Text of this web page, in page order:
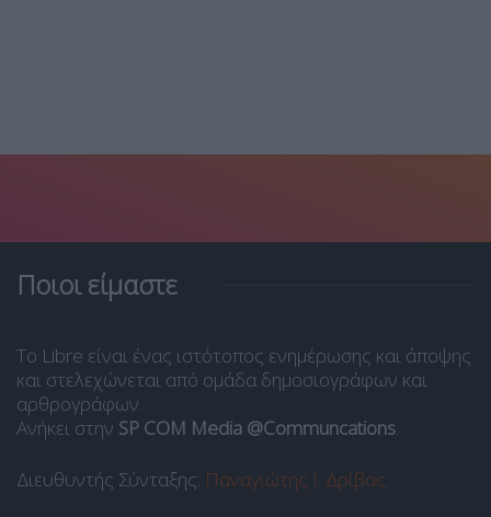
Ποιοι είμαστε
Το Libre είναι ένας ιστότοπος ενημέρωσης και άποψης
και στελεχώνεται από ομάδα δημοσιογράφων και
αρθρογράφων.
Ανήκει στην SP COM Media @Communcations.
Διευθυντής Σύνταξης: Παναγιώτης Ι. Δρίβας.